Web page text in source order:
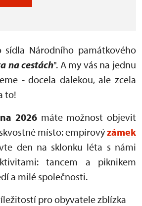
sídla Národního památkového
na cestách". A my vás na jednu
- docela dalekou, ale zcela
to!
2026máte možnost objevit
místo: empírovýzámek
den na sklonku léta s námi
tancem a piknikem
a milé společnosti.
pro obyvatele zblízka